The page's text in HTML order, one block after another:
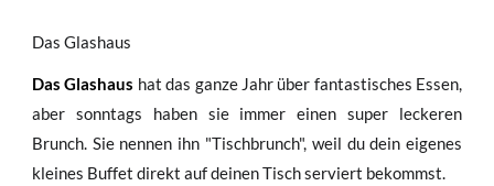
Das Glashaus
Das Glashaus hat das ganze Jahr über fantastisches Essen,
aber sonntags haben sie immer einen super leckeren
Brunch. Sie nennen ihn "Tischbrunch", weil du dein eigenes
kleines Buffet direkt auf deinen Tisch serviert bekommst.